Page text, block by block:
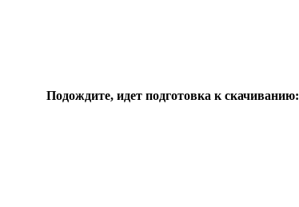
Подождите, идет подготовка к скачиванию: